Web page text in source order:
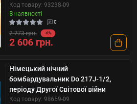
Код товару: 93238-09
В наявності
0
2 773 грн. -6%
2 606 грн.
Німецький нічний
бомбардувальник Do 217J-1/2,
періоду Другої Світової війни
Код товару: 98659-09